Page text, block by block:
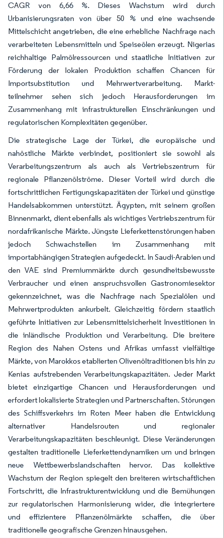
CAGR von 6,66 %. Dieses Wachstum wird durch
Urbanisierungsraten von über 50 % und eine wachsende
Mittelschicht angetrieben, die eine erhebliche Nachfrage nach
verarbeiteten Lebensmitteln und Speiseölen erzeugt. Nigerias
reichhaltige Palmölressourcen und staatliche Initiativen zur
Förderung der lokalen Produktion schaffen Chancen für
Importsubstitution und Mehrwertverarbeitung. Markt­
teilnehmer sehen sich jedoch Herausforderungen im
Zusammenhang mit infrastrukturellen Einschränkungen und
regulatorischen Komplexitäten gegenüber.
Die strategische Lage der Türkei, die europäische und
nahöstliche Märkte verbindet, positioniert sie sowohl als
Verarbeitungszentrum als auch als Vertriebszentrum für
regionale Pflanzenölströme. Dieser Vorteil wird durch die
fortschrittlichen Fertigungskapazitäten der Türkei und günstige
Handelsabkommen unterstützt. Ägypten, mit seinem großen
Binnenmarkt, dient ebenfalls als wichtiges Vertriebszentrum für
nordafrikanische Märkte. Jüngste Lieferkettenstörungen haben
jedoch Schwachstellen im Zusammenhang mit
importabhängigen Strategien aufgedeckt. In Saudi-Arabien und
den VAE sind Premiummärkte durch gesundheitsbewusste
Verbraucher und einen anspruchsvollen Gastronomiesektor
gekennzeichnet, was die Nachfrage nach Spezialölen und
Mehrwertprodukten ankurbelt. Gleichzeitig fördern staatlich
geführte Initiativen zur Lebensmittelsicherheit Investitionen in
die inländische Produktion und Verarbeitung. Die breitere
Region des Nahen Ostens und Afrikas umfasst vielfältige
Märkte, von Marokkos etablierten Olivenöltraditionen bis hin zu
Kenias aufstrebenden Verarbeitungskapazitäten. Jeder Markt
bietet einzigartige Chancen und Herausforderungen und
erfordert lokalisierte Strategien und Partnerschaften. Störungen
des Schiffsverkehrs im Roten Meer haben die Entwicklung
alternativer Handelsrouten und regionaler
Verarbeitungskapazitäten beschleunigt. Diese Veränderungen
gestalten traditionelle Lieferkettendynamiken um und bringen
neue Wettbewerbslandschaften hervor. Das kollektive
Wachstum der Region spiegelt den breiteren wirtschaftlichen
Fortschritt, die Infrastrukturentwicklung und die Bemühungen
zur regulatorischen Harmonisierung wider, die integriertere
und effizientere Pflanzenölmärkte schaffen, die über
traditionelle geografische Grenzen hinausgehen.